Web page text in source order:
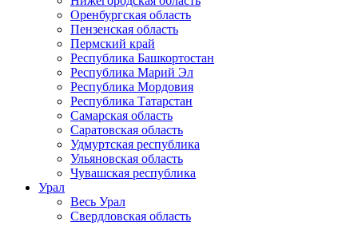
Оренбургская область
Пензенская область
Пермский край
Республика Башкортостан
Республика Марий Эл
Республика Мордовия
Республика Татарстан
Самарская область
Саратовская область
Удмуртская республика
Ульяновская область
Чувашская республика
Урал
Весь Урал
Свердловская область